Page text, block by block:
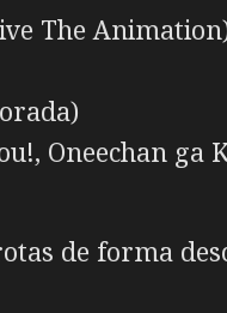
The
Oneechan ga
de forma